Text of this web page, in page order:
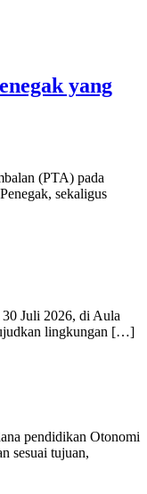
yang
(PTA) pada
sekaligus
Juli 2026, di Aula
lingkungan […]
pendidikan Otonomi
sesuai tujuan,